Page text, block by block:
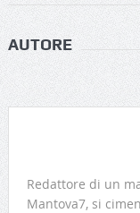
AUTORE
Redattore di un
Mantova7, si